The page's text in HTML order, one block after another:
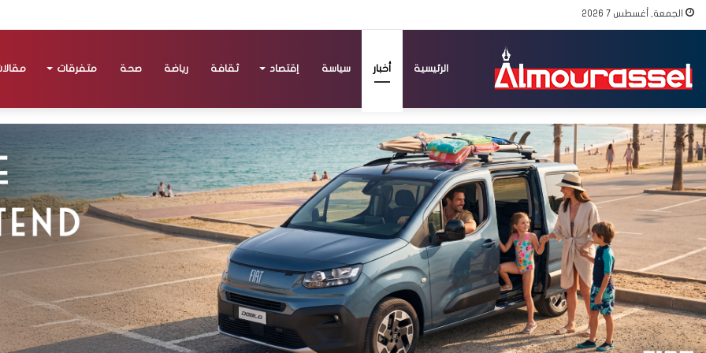
الجمعة, أغسطس 7 2026
الرئيسية أخبار سياسة إقتصاد ثقافة رياضة صحة متفرقات